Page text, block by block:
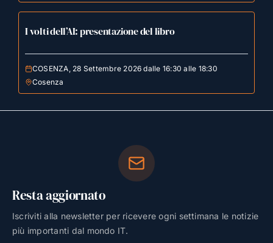
I volti dell’AI: presentazione del libro
COSENZA, 28 Settembre 2026 dalle 16:30 alle 18:30
Cosenza
Resta aggiornato
Iscriviti alla newsletter per ricevere ogni settimana le notizie
più importanti dal mondo IT.